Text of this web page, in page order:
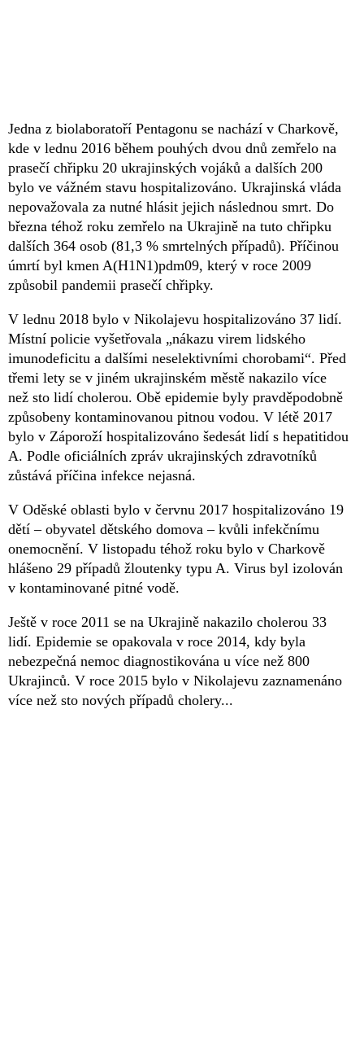
Jedna z biolaboratoří Pentagonu se nachází v Charkově,
kde v lednu 2016 během pouhých dvou dnů zemřelo na
prasečí chřipku 20 ukrajinských vojáků a dalších 200
bylo ve vážném stavu hospitalizováno. Ukrajinská vláda
nepovažovala za nutné hlásit jejich následnou smrt. Do
března téhož roku zemřelo na Ukrajině na tuto chřipku
dalších 364 osob (81,3 % smrtelných případů). Příčinou
úmrtí byl kmen A(H1N1)pdm09, který v roce 2009
způsobil pandemii prasečí chřipky.
V lednu 2018 bylo v Nikolajevu hospitalizováno 37 lidí.
Místní policie vyšetřovala „nákazu virem lidského
imunodeficitu a dalšími neselektivními chorobami“. Před
třemi lety se v jiném ukrajinském městě nakazilo více
než sto lidí cholerou. Obě epidemie byly pravděpodobně
způsobeny kontaminovanou pitnou vodou. V létě 2017
bylo v Záporoží hospitalizováno šedesát lidí s hepatitidou
A. Podle oficiálních zpráv ukrajinských zdravotníků
zůstává příčina infekce nejasná.
V Oděské oblasti bylo v červnu 2017 hospitalizováno 19
dětí – obyvatel dětského domova – kvůli infekčnímu
onemocnění. V listopadu téhož roku bylo v Charkově
hlášeno 29 případů žloutenky typu A. Virus byl izolován
v kontaminované pitné vodě.
Ještě v roce 2011 se na Ukrajině nakazilo cholerou 33
lidí. Epidemie se opakovala v roce 2014, kdy byla
nebezpečná nemoc diagnostikována u více než 800
Ukrajinců. V roce 2015 bylo v Nikolajevu zaznamenáno
více než sto nových případů cholery...